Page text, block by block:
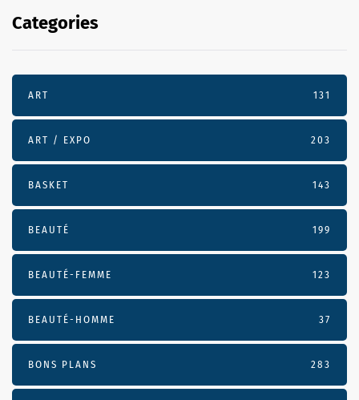
Categories
ART 131
ART / EXPO 203
BASKET 143
BEAUTÉ 199
BEAUTÉ-FEMME 123
BEAUTÉ-HOMME 37
BONS PLANS 283